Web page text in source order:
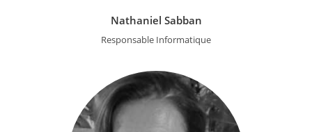
Nathaniel Sabban
Responsable Informatique